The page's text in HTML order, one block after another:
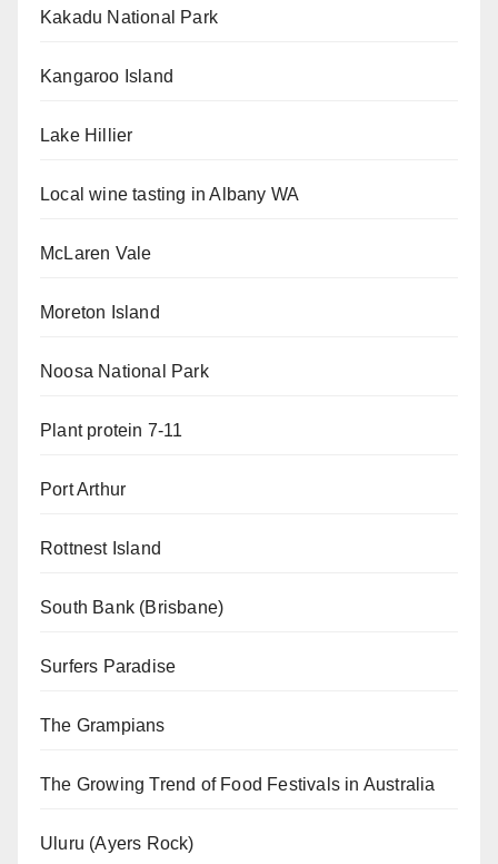
Kakadu National Park
Kangaroo Island
Lake Hillier
Local wine tasting in Albany WA
McLaren Vale
Moreton Island
Noosa National Park
Plant protein 7-11
Port Arthur
Rottnest Island
South Bank (Brisbane)
Surfers Paradise
The Grampians
The Growing Trend of Food Festivals in Australia
Uluru (Ayers Rock)